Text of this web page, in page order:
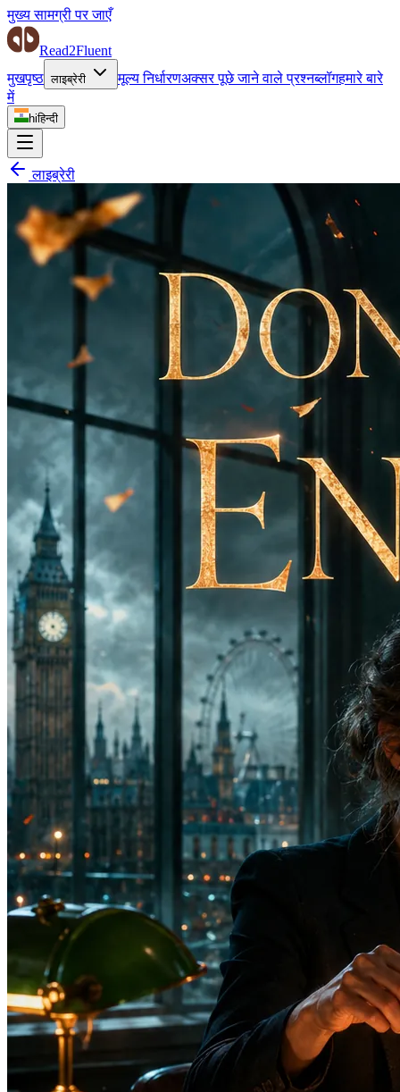
मुख्य सामग्री पर जाएँ
Read2Fluent
मुखपृष्ठ लाइब्रेरी मूल्य निर्धारणअक्सर पूछे जाने वाले प्रश्नब्लॉगहमारे बारे
में
hiहिन्दी
लाइब्रेरी